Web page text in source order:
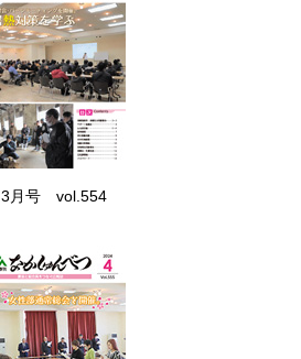
3月号 vol.554